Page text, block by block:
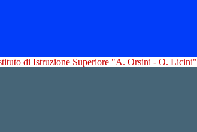
di Istruzione Superiore "A. Orsini - O. Licini"